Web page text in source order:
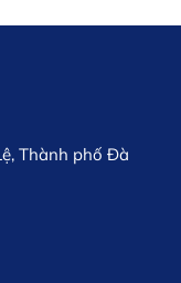
Thành phố Đà